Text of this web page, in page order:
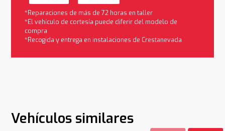
*Reparaciones de más de 72 horas en taller
*El vehículo de cortesía puede diferir del modelo de
compra
*Recogida y entrega en instalaciones de Crestanevada
Vehículos similares